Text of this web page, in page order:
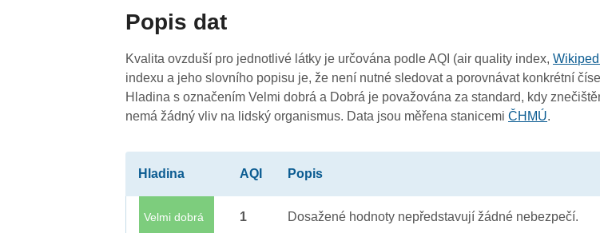
3
Popis dat
Kvalita ovzduší pro jednotlivé látky je určována podle AQI (air quality index,
indexu a jeho slovního popisu je, že není nutné sledovat a porovnávat konkrétní
Hladina s označením Velmi dobrá a Dobrá je považována za standard, kdy
nemá žádný vliv na lidský organismus. Data jsou měřena stanicemiČHMÚ.
Hladina AQI Popis
Velmi dobrá 1 Dosažené hodnoty nepředstavují žádné nebezpečí.